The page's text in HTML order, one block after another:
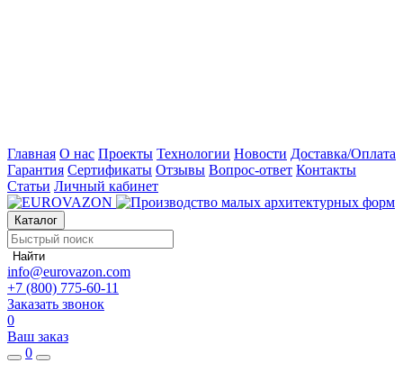
Главная О нас Проекты Технологии Новости Доставка/Оплата
Гарантия Сертификаты Отзывы Вопрос-ответ Контакты
Статьи Личный кабинет
Каталог
Найти
info@eurovazon.com
+7 (800) 775-60-11
Заказать звонок
0
Ваш заказ
0